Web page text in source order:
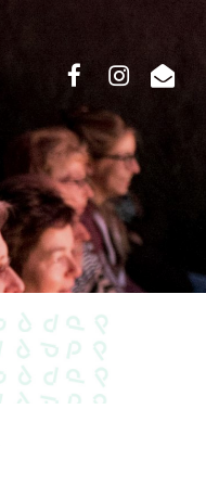
facebookinstagram
email